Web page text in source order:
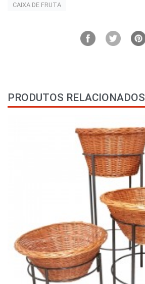
CAIXA DE FRUTA
PRODUTOS RELACIONADOS